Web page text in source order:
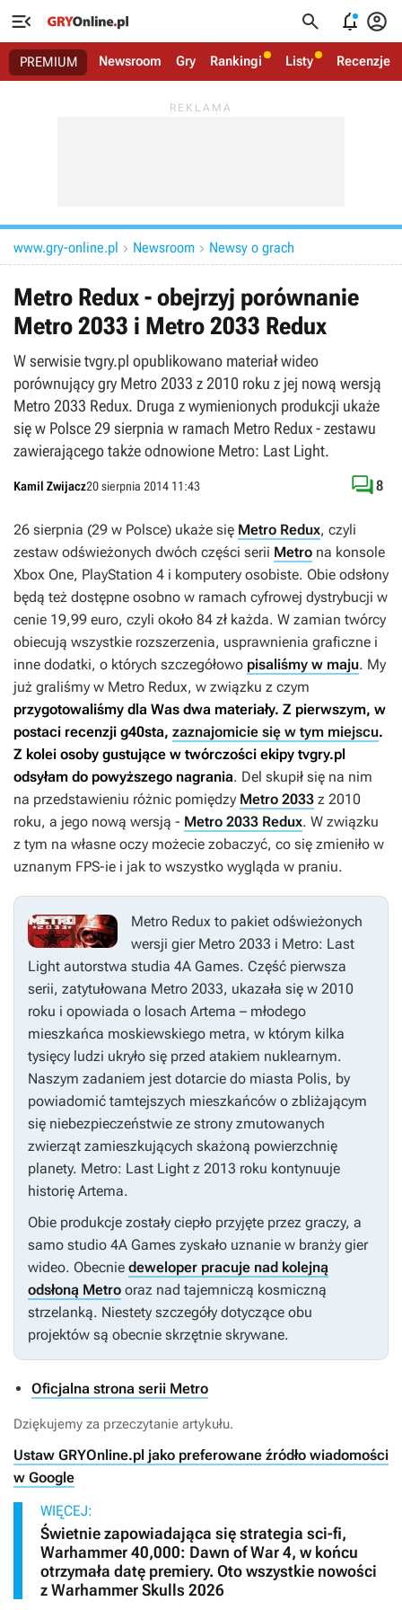
   
PREMIUM Newsroom Gry Rankingi Listy Recenzje
www.gry-online.pl  Newsroom  Newsy o grach
Metro Redux - obejrzyj porównanie
Metro 2033 i Metro 2033 Redux
W serwisie tvgry.pl opublikowano materiał wideo
porównujący gry Metro 2033 z 2010 roku z jej nową wersją
Metro 2033 Redux. Druga z wymienionych produkcji ukaże
się w Polsce 29 sierpnia w ramach Metro Redux - zestawu
zawierającego także odnowione Metro: Last Light.
Kamil Zwijacz20 sierpnia 2014 11:43 8
26 sierpnia (29 w Polsce) ukaże się Metro Redux, czyli
zestaw odświeżonych dwóch części serii Metro na konsole
Xbox One, PlayStation 4 i komputery osobiste. Obie odsłony
będą też dostępne osobno w ramach cyfrowej dystrybucji w
cenie 19,99 euro, czyli około 84 zł każda. W zamian twórcy
obiecują wszystkie rozszerzenia, usprawnienia graficzne i
inne dodatki, o których szczegółowo pisaliśmy w maju. My
już graliśmy w Metro Redux, w związku z czym
przygotowaliśmy dla Was dwa materiały. Z pierwszym, w
postaci recenzji g40sta, zaznajomicie się w tym miejscu.
Z kolei osoby gustujące w twórczości ekipy tvgry.pl
odsyłam do powyższego nagrania. Del skupił się na nim
na przedstawieniu różnic pomiędzy Metro 2033 z 2010
roku, a jego nową wersją - Metro 2033 Redux. W związku
z tym na własne oczy możecie zobaczyć, co się zmieniło w
uznanym FPS-ie i jak to wszystko wygląda w praniu.
Metro Redux to pakiet odświeżonych
wersji gier Metro 2033 i Metro: Last
Light autorstwa studia 4A Games. Część pierwsza
serii, zatytułowana Metro 2033, ukazała się w 2010
roku i opowiada o losach Artema – młodego
mieszkańca moskiewskiego metra, w którym kilka
tysięcy ludzi ukryło się przed atakiem nuklearnym.
Naszym zadaniem jest dotarcie do miasta Polis, by
powiadomić tamtejszych mieszkańców o zbliżającym
się niebezpieczeństwie ze strony zmutowanych
zwierząt zamieszkujących skażoną powierzchnię
planety. Metro: Last Light z 2013 roku kontynuuje
historię Artema.
Obie produkcje zostały ciepło przyjęte przez graczy, a
samo studio 4A Games zyskało uznanie w branży gier
wideo. Obecnie deweloper pracuje nad kolejną
odsłoną Metro oraz nad tajemniczą kosmiczną
strzelanką. Niestety szczegóły dotyczące obu
projektów są obecnie skrzętnie skrywane.
Oficjalna strona serii Metro
Dziękujemy za przeczytanie artykułu.
Ustaw GRYOnline.pl jako preferowane źródło wiadomości
w Google
WIĘCEJ:
Świetnie zapowiadająca się strategia sci-fi,
Warhammer 40,000: Dawn of War 4, w końcu
otrzymała datę premiery. Oto wszystkie nowości
z Warhammer Skulls 2026